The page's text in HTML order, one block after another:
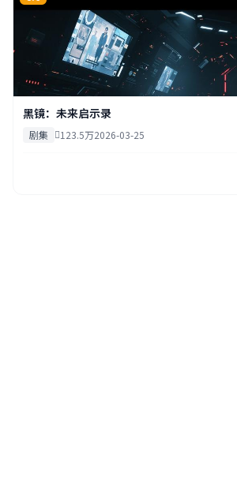
黑镜：未来启示录
剧集 123.5万2026-03-25